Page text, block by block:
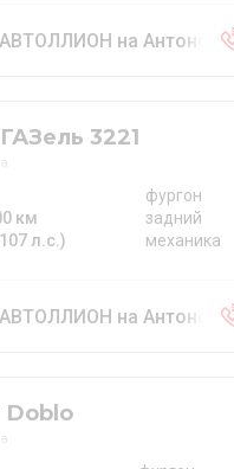
АВТОЛЛИОН на
3221
км
л.с.)
фургон
задний
механика
АВТОЛЛИОН на
Doblo